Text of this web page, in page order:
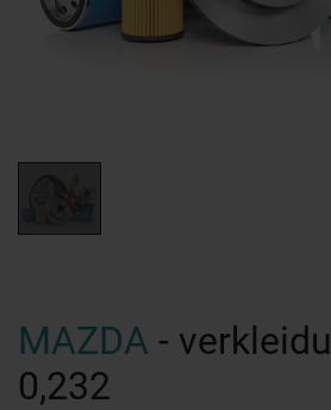
MAZDA -
0,232